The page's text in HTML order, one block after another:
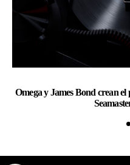
Omega y James Bond crean